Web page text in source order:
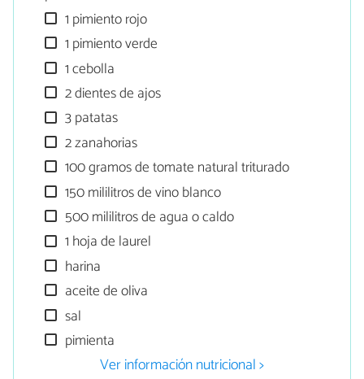
1 pimiento rojo
1 pimiento verde
1 cebolla
2 dientes de ajos
3 patatas
2 zanahorias
100 gramos de tomate natural triturado
150 mililitros de vino blanco
500 mililitros de agua o caldo
1 hoja de laurel
harina
aceite de oliva
sal
pimienta
Ver información nutricional >